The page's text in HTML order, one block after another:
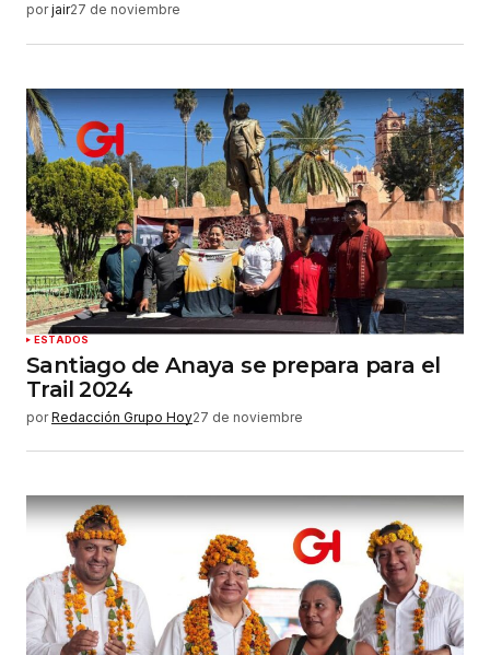
por jair27 de noviembre
ESTADOS
Santiago de Anaya se prepara para el
Trail 2024
por Redacción Grupo Hoy27 de noviembre